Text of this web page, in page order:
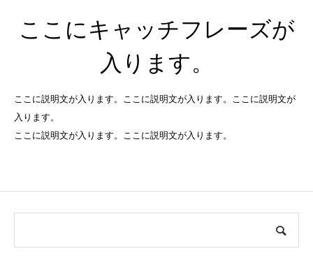
ここにキャッチフレーズが
入ります。
ここに説明文が入ります。ここに説明文が入ります。ここに説明文が
入ります。
ここに説明文が入ります。ここに説明文が入ります。